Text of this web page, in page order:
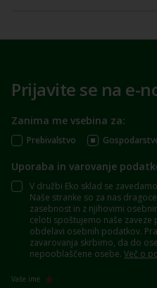
Prijavite se na e-
Zanima me vsebina za:
Prebivalstvo
Uporaba in varovanje
V družbi Eko sklad se
Naše stranke so za nas
zasebnost in z njihovimi
celoti spoštujemo naše
obdelavi osebnih podatkov.
zavarovanja skrbimo, da do
nepooblaščene osebe. Več o
Vaše ime